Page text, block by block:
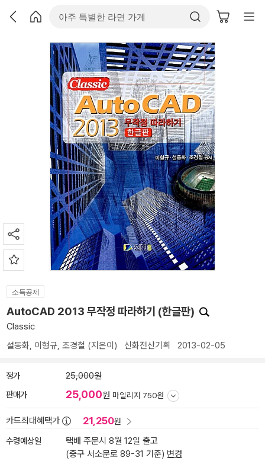
소득공제
AutoCAD 2013 무작정 따라하기 (한글판)
Classic
설동화, 이형규, 조경철 (지은이) 신화전산기획 2013-02-05
정가 25,000원
판매가 25,000원 마일리지 750원
카드최대혜택가 21,250원
수령예상일
택배 주문시 8월 12일 출고
(중구 서소문로 89-31 기준) 변경